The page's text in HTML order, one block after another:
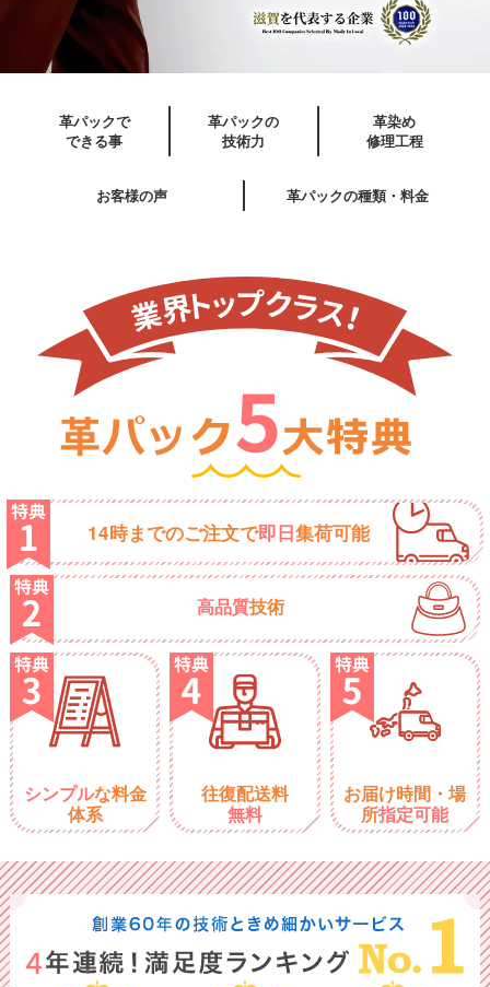
革パックで
できる事
革パックの
技術力
革染め
修理工程
お客様の声 革パックの種類・料金
14時までのご注文で即日集荷可能
高品質技術
シンプルな料金
体系
往復配送料
無料
お届け時間・場
所指定可能